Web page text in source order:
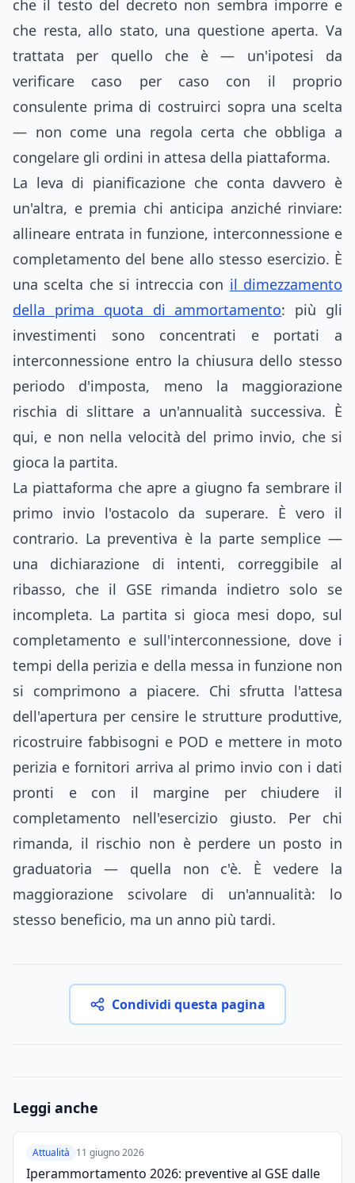
che il testo del decreto non sembra imporre e
che resta, allo stato, una questione aperta. Va
trattata per quello che è — un'ipotesi da
verificare caso per caso con il proprio
consulente prima di costruirci sopra una scelta
— non come una regola certa che obbliga a
congelare gli ordini in attesa della piattaforma.
La leva di pianificazione che conta davvero è
un'altra, e premia chi anticipa anziché rinviare:
allineare entrata in funzione, interconnessione e
completamento del bene allo stesso esercizio. È
una scelta che si intreccia con il dimezzamento
della prima quota di ammortamento: più gli
investimenti sono concentrati e portati a
interconnessione entro la chiusura dello stesso
periodo d'imposta, meno la maggiorazione
rischia di slittare a un'annualità successiva. È
qui, e non nella velocità del primo invio, che si
gioca la partita.
La piattaforma che apre a giugno fa sembrare il
primo invio l'ostacolo da superare. È vero il
contrario. La preventiva è la parte semplice —
una dichiarazione di intenti, correggibile al
ribasso, che il GSE rimanda indietro solo se
incompleta. La partita si gioca mesi dopo, sul
completamento e sull'interconnessione, dove i
tempi della perizia e della messa in funzione non
si comprimono a piacere. Chi sfrutta l'attesa
dell'apertura per censire le strutture produttive,
ricostruire fabbisogni e POD e mettere in moto
perizia e fornitori arriva al primo invio con i dati
pronti e con il margine per chiudere il
completamento nell'esercizio giusto. Per chi
rimanda, il rischio non è perdere un posto in
graduatoria — quella non c'è. È vedere la
maggiorazione scivolare di un'annualità: lo
stesso beneficio, ma un anno più tardi.
Condividi questa pagina
Leggi anche
Attualità 11 giugno 2026
Iperammortamento 2026: preventive al GSE dalle